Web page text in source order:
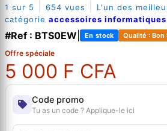
1 sur 5 654 vues
L'un des
catégorie accessoires informatiques
#Ref : BTS0EW En stock Qualité : Bon
Offre spéciale
5 000 F CFA
Code promo
Tu as un code ? Applique-le ici